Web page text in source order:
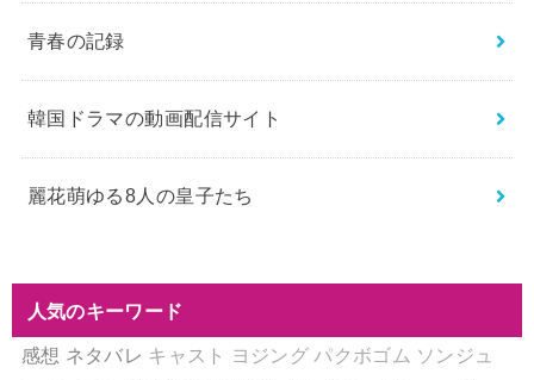
青春の記録
韓国ドラマの動画配信サイト
麗花萌ゆる8人の皇子たち
人気のキーワード
感想 ネタバレ キャスト ヨジング パクボゴム ソンジュ